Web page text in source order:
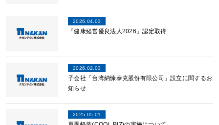
2026.04.03
『健康経営優良法人2026』認定取得
2026.02.03
子会社「台湾納慷泰克股份有限公司」設立に関するお
知らせ
2025.05.01